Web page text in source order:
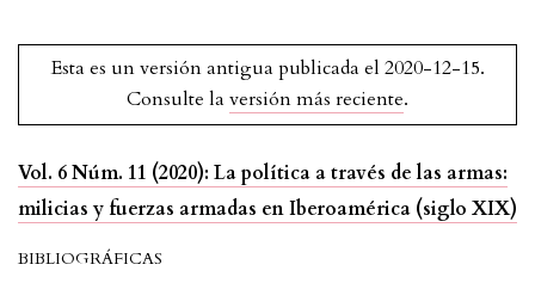
Esta es un versión antigua publicada el 2020-12-15.
Consulte la versión más reciente.
Vol. 6 Núm. 11 (2020): La política a través de las armas:
milicias y fuerzas armadas en Iberoamérica (siglo XIX)
BIBLIOGRÁFICAS